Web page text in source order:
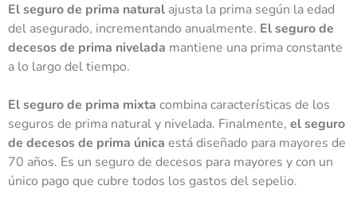
El seguro de prima natural ajusta la prima según la edad
del asegurado, incrementando anualmente. Elseguro de
decesos de prima nivelada mantiene una prima constante
a lo largo del tiempo.
El seguro de prima mixta combina características de los
seguros de prima natural y nivelada. Finalmente, elseguro
de decesos de prima única está diseñado para mayores de
70 años. Es un seguro de decesos para mayores y con un
único pago que cubre todos los gastos del sepelio.